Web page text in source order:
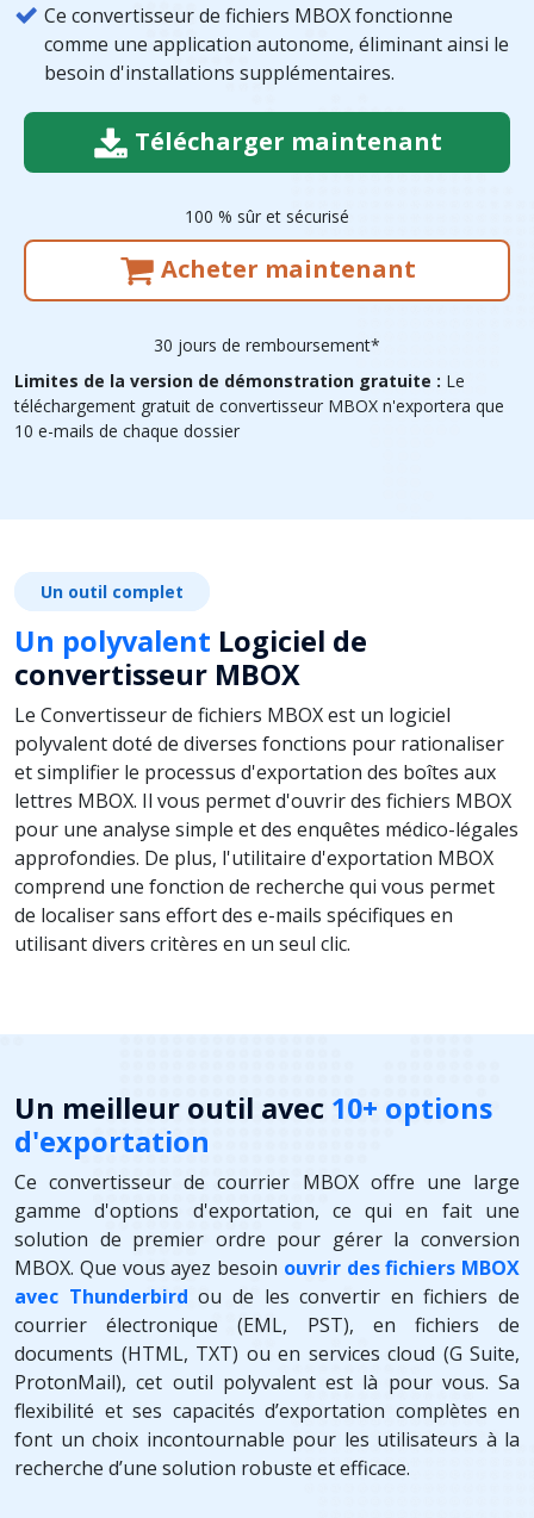
Ce convertisseur de fichiers MBOX fonctionne
comme une application autonome, éliminant ainsi le
besoin d'installations supplémentaires.
Télécharger maintenant
100 % sûr et sécurisé
Acheter maintenant
30 jours de remboursement*
Limites de la version de démonstration gratuite : Le
téléchargement gratuit de convertisseur MBOX n'exportera que
10 e-mails de chaque dossier
Un outil complet
Un polyvalent Logiciel de
convertisseur MBOX
Le Convertisseur de fichiers MBOX est un logiciel
polyvalent doté de diverses fonctions pour rationaliser
et simplifier le processus d'exportation des boîtes aux
lettres MBOX. Il vous permet d'ouvrir des fichiers MBOX
pour une analyse simple et des enquêtes médico-légales
approfondies. De plus, l'utilitaire d'exportation MBOX
comprend une fonction de recherche qui vous permet
de localiser sans effort des e-mails spécifiques en
utilisant divers critères en un seul clic.
Un meilleur outil avec 10+ options
d'exportation
Ce convertisseur de courrier MBOX offre une large
gamme d'options d'exportation, ce qui en fait une
solution de premier ordre pour gérer la conversion
MBOX. Que vous ayez besoin ouvrir des fichiers MBOX
avec Thunderbird ou de les convertir en fichiers de
courrier électronique (EML, PST), en fichiers de
documents (HTML, TXT) ou en services cloud (G Suite,
ProtonMail), cet outil polyvalent est là pour vous. Sa
flexibilité et ses capacités d’exportation complètes en
font un choix incontournable pour les utilisateurs à la
recherche d’une solution robuste et efficace.